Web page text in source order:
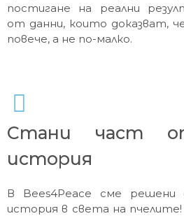
постигане на реални
от данни, които доказват,
повече, а не по-малко.
Стани част
история
В Bees4Peace сме решени
история в света на